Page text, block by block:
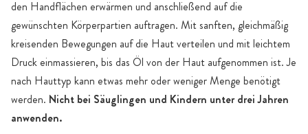
den Handflächen erwärmen und anschließend auf die
gewünschten Körperpartien auftragen. Mit sanften, gleichmäßig
kreisenden Bewegungen auf die Haut verteilen und mit leichtem
Druck einmassieren, bis das Öl von der Haut aufgenommen ist. Je
nach Hauttyp kann etwas mehr oder weniger Menge benötigt
werden. Nicht bei Säuglingen und Kindern unter drei Jahren
anwenden.